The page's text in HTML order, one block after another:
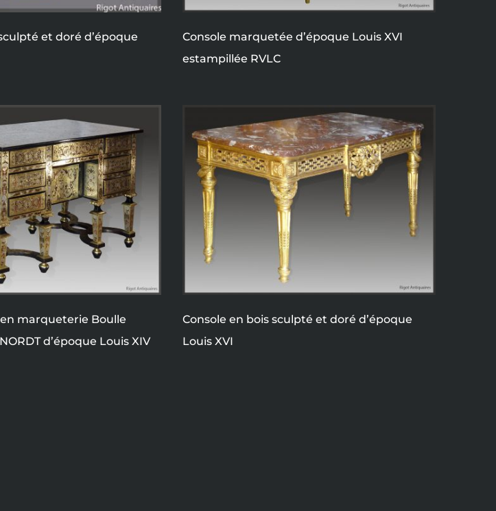
et doré d’époque
Console marquetée d’époque Louis XVI
estampillée RVLC
marqueterie Boulle
d’époque Louis XIV
Console en bois sculpté et doré d’époque
Louis XVI